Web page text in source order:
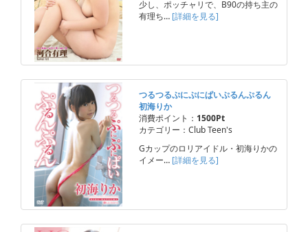
少し、ポッチャリで、B90の持ち主の
有理ち… [詳細を見る]
つるつるぷにぷにぱいぷるんぷるん
初海りか
消費ポイント： 1500Pt
カテゴリー：Club Teen's
Gカップのロリアイドル・初海りかの
イメー… [詳細を見る]